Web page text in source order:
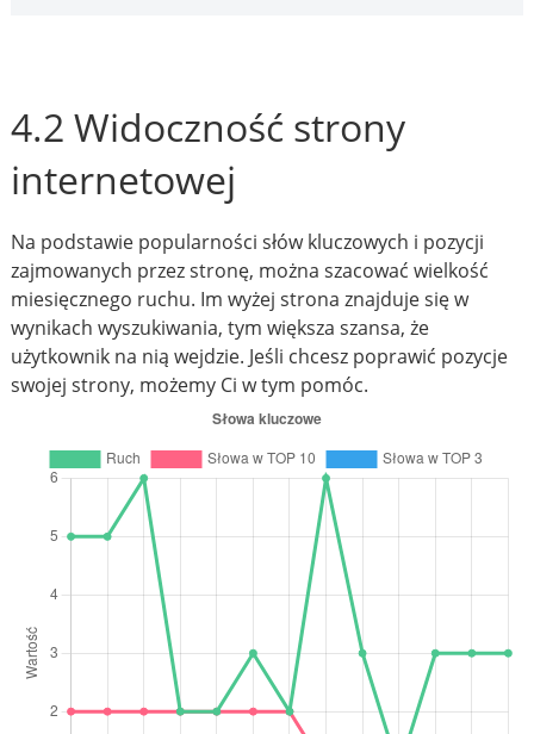
4.2 Widoczność strony
internetowej
Na podstawie popularności słów kluczowych i pozycji
zajmowanych przez stronę, można szacować wielkość
miesięcznego ruchu. Im wyżej strona znajduje się w
wynikach wyszukiwania, tym większa szansa, że
użytkownik na nią wejdzie. Jeśli chcesz poprawić pozycje
swojej strony, możemy Ci w tym pomóc.